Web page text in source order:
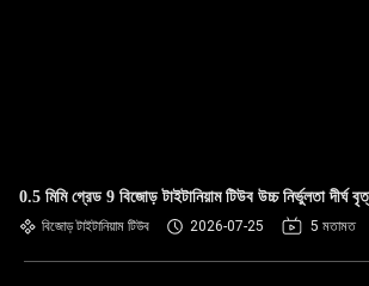
0.5 মিমি গ্রেড 9 বিজোড় টাইটানিয়াম টিউব উচ্চ নির্ভুলতা দীর্ঘ
বিজোড় টাইটানিয়াম টিউব 2026-07-25 5 মতামত